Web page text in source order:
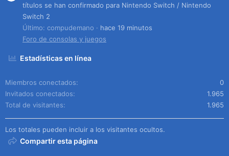
títulos se han confirmado para Nintendo Switch / Nintendo
Switch 2
Último: compudemano
hace 19 minutos
Foro de consolas y juegos
Estadísticas en línea
Miembros conectados
0
Invitados conectados
1.965
Total de visitantes
1.965
Los totales pueden incluir a los visitantes ocultos.
Compartir esta página